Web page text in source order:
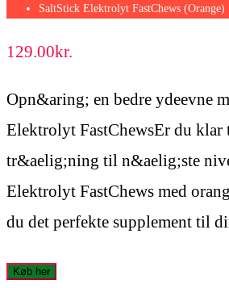
SaltStick Elektrolyt FastChews (Orange)
129.00kr.
Opn&aring; en bedre ydeevne
Elektrolyt FastChewsEr du klar
tr&aelig;ning til n&aelig;ste
Elektrolyt FastChews med
du det perfekte supplement til
Køb her